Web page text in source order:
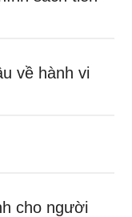
về hành vi
cho người